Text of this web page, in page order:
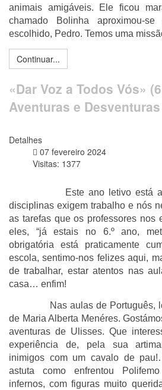
animais amigáveis. Ele ficou
chamado Bolinha aproximou-
escolhido, Pedro. Temos uma
Continuar...
«Dar Voz a Todos Vós»
Aventuras e Desventuras
Detalhes
07 fevereiro 2024
Visitas: 1377
Este ano letivo está a ser
disciplinas exigem trabalho e nós
as tarefas que os professores
eles, “já estais no 6.º ano,
obrigatória está praticamente
escola, sentimo-nos felizes aqui,
de trabalhar, estar atentos nas
casa… enfim!
Nas aulas de Português,
de Maria Alberta Menéres.
aventuras de Ulisses. Que
experiência de, pela sua
inimigos com um cavalo de
astuta como enfrentou
infernos, com figuras muito